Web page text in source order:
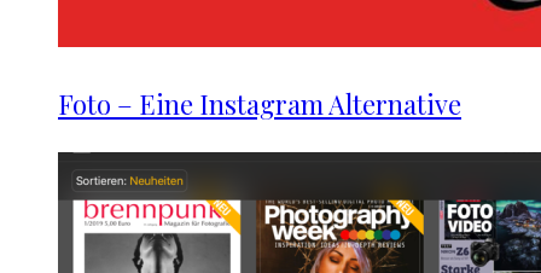
Foto – Eine Instagram Alternative